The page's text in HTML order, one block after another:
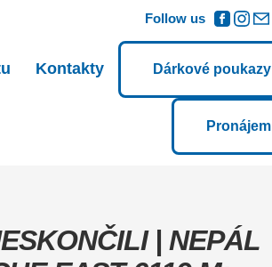
Follow us
Kontakty Dárkové poukazy
Pronájem
| NEPÁL